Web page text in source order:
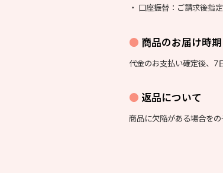
・ 口座振替：ご請求後指
商品のお届け時期
代金のお支払い確定後、7
返品について
商品に欠陥がある場合を